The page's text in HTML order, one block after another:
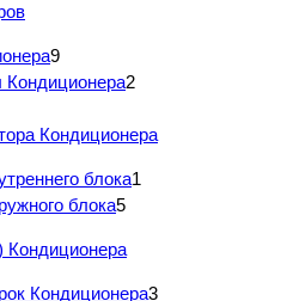
9
2
Кондиционера
блока1
блока5
Кондиционера
Кондиционера3